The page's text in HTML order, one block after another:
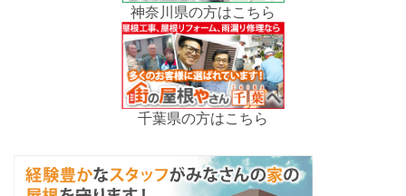
神奈川県の方はこちら
千葉県の方はこちら